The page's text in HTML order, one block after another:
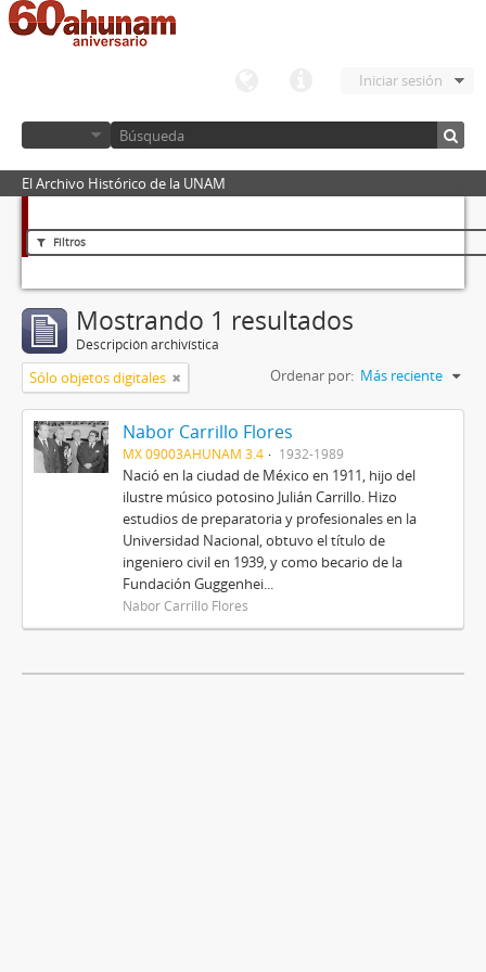
Iniciar sesión
El Archivo Histórico de la UNAM
Filtros
Mostrando 1 resultados
Descripción archivística
Sólo objetos digitales Ordenar por: Más reciente
Nabor Carrillo Flores
MX 09003AHUNAM 3.4 1932-1989
Nació en la ciudad de México en 1911, hijo del
ilustre músico potosino Julián Carrillo. Hizo
estudios de preparatoria y profesionales en la
Universidad Nacional, obtuvo el título de
ingeniero civil en 1939, y como becario de la
Fundación Guggenhei...
Nabor Carrillo Flores